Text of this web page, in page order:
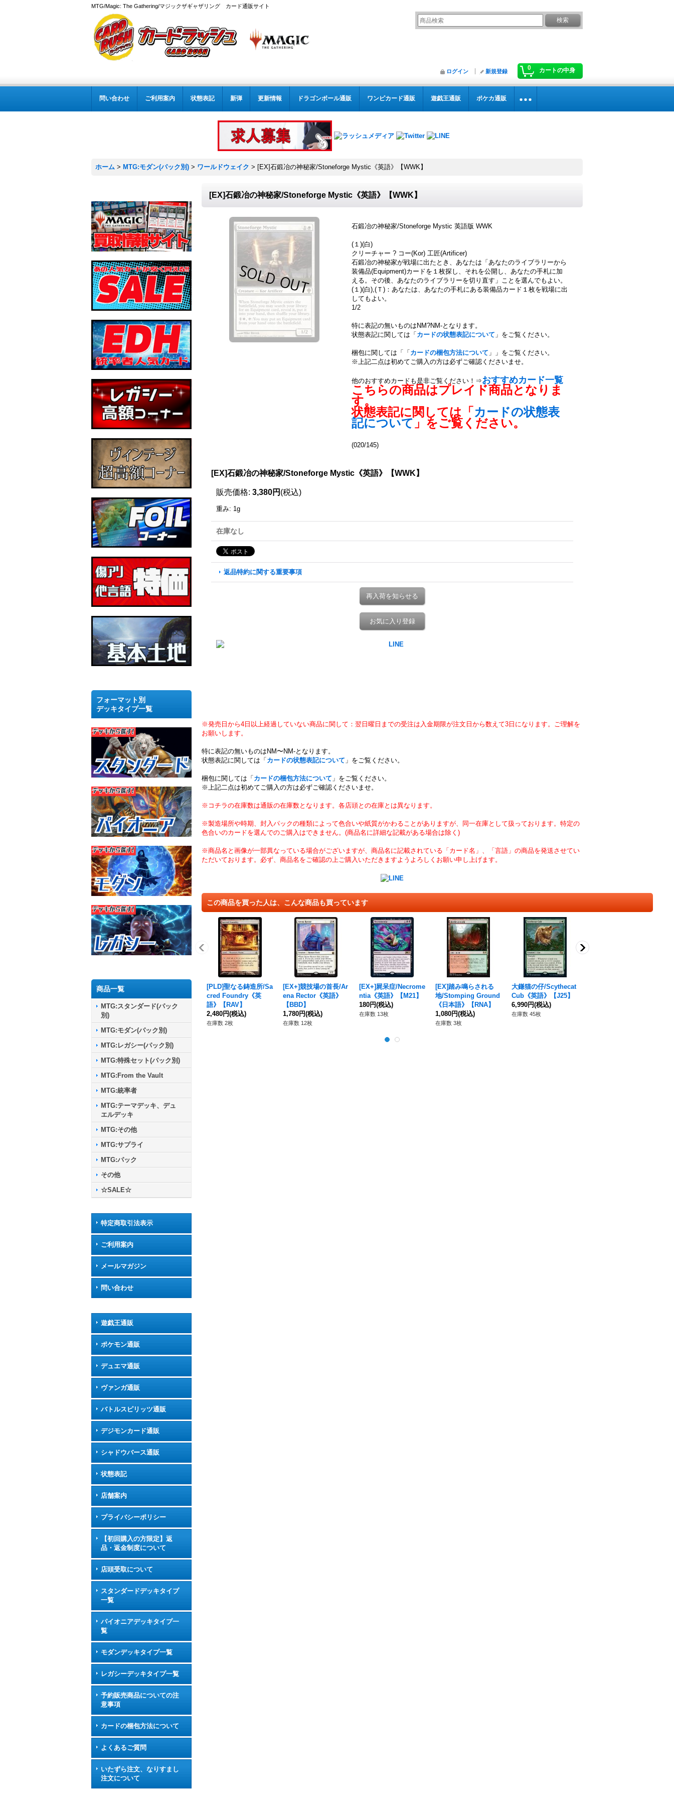
MTG/Magic: The Gathering/マジックザギャザリング カード通販サイト
0 カートの中身
ログイン 新規登録
問い合わせ ご利用案内 状態表記 新弾 更新情報 ドラゴンボール通販 ワンピカード通販 遊戯王通販 ポケカ通販
ホーム > MTG:モダン(パック別) > ワールドウェイク > [EX]石鍛冶の神秘家/Stoneforge Mystic《英語》【WWK】
フォーマット別
デッキタイプ一覧
商品一覧
MTG:スタンダード(パック
別)
MTG:モダン(パック別)
MTG:レガシー(パック別)
MTG:特殊セット(パック別)
MTG:From the Vault
MTG:統率者
MTG:テーマデッキ、デュ
エルデッキ
MTG:その他
MTG:サプライ
MTG:パック
その他
☆SALE☆
特定商取引法表示
ご利用案内
メールマガジン
問い合わせ
遊戯王通販
ポケモン通販
デュエマ通販
ヴァンガ通販
バトルスピリッツ通販
デジモンカード通販
シャドウバース通販
状態表記
店舗案内
プライバシーポリシー
【初回購入の方限定】返
品・返金制度について
店頭受取について
スタンダードデッキタイプ
一覧
パイオニアデッキタイプ一
覧
モダンデッキタイプ一覧
レガシーデッキタイプ一覧
予約販売商品についての注
意事項
カードの梱包方法について
よくあるご質問
いたずら注文、なりすまし
注文について
[EX]石鍛冶の神秘家/Stoneforge Mystic《英語》【WWK】
石鍛冶の神秘家/Stoneforge Mystic 英語版 WWK
(１)(白)
クリーチャー ? コー(Kor) 工匠(Artificer)
石鍛冶の神秘家が戦場に出たとき、あなたは「あなたのライブラリーから
装備品(Equipment)カードを１枚探し、それを公開し、あなたの手札に加
える。その後、あなたのライブラリーを切り直す」ことを選んでもよい。
(１)(白),(Ｔ)：あなたは、あなたの手札にある装備品カード１枚を戦場に出
してもよい。
1/2
特に表記の無いものはNM?NM-となります。
状態表記に関しては「 カードの状態表記について 」をご覧ください。
梱包に関しては「「 カードの梱包方法について 」」をご覧ください。
※上記二点は初めてご購入の方は必ずご確認くださいませ。
他のおすすめカードも是非ご覧ください！⇒おすすめカード一覧
こちらの商品はプレイド商品となりま
す。
状態表記に関しては「 カードの状態表
記について 」をご覧ください。
(020/145)
[EX]石鍛冶の神秘家/Stoneforge Mystic《英語》【WWK】
販売価格: 3,380円 (税込)
重み: 1g
在庫なし
返品特約に関する重要事項
再入荷を知らせる
お気に入り登録
※発売日から4日以上経過していない商品に関して：翌日曜日までの受注は入金期限が注文日から数えて3日になります。ご理解を
お願いします。
特に表記の無いものはNM〜NM-となります。
状態表記に関しては「 カードの状態表記について 」をご覧ください。
梱包に関しては「 カードの梱包方法について 」をご覧ください。
※上記二点は初めてご購入の方は必ずご確認くださいませ。
※コチラの在庫数は通販の在庫数となります。各店頭との在庫とは異なります。
※製造場所や時期、封入パックの種類によって色合いや紙質がかわることがありますが、同一在庫として扱っております。特定の
色合いのカードを選んでのご購入はできません。(商品名に詳細な記載がある場合は除く)
※商品名と画像が一部異なっている場合がございますが、商品名に記載されている「カード名」、「言語」の商品を発送させてい
ただいております。必ず、商品名をご確認の上ご購入いただきますようよろしくお願い申し上げます。
この商品を買った人は、こんな商品も買っています
[PLD]聖なる鋳造所/Sa
cred Foundry《英
語》【RAV】
2,480円(税込)
在庫数 2枚
[EX+]競技場の首長/Ar
ena Rector《英語》
【BBD】
1,780円(税込)
在庫数 12枚
[EX+]屍呆症/Necrome
ntia《英語》【M21】
180円(税込)
在庫数 13枚
[EX]踏み鳴らされる
地/Stomping Ground
《日本語》【RNA】
1,080円(税込)
在庫数 3枚
大鎌猫の仔/Scythecat
Cub《英語》【J25】
6,990円(税込)
在庫数 45枚